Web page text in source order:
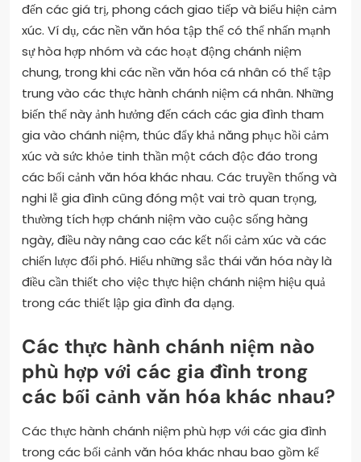
đến các giá trị, phong cách giao tiếp và biểu hiện cảm
xúc. Ví dụ, các nền văn hóa tập thể có thể nhấn mạnh
sự hòa hợp nhóm và các hoạt động chánh niệm
chung, trong khi các nền văn hóa cá nhân có thể tập
trung vào các thực hành chánh niệm cá nhân. Những
biến thể này ảnh hưởng đến cách các gia đình tham
gia vào chánh niệm, thúc đẩy khả năng phục hồi cảm
xúc và sức khỏe tinh thần một cách độc đáo trong
các bối cảnh văn hóa khác nhau. Các truyền thống và
nghi lễ gia đình cũng đóng một vai trò quan trọng,
thường tích hợp chánh niệm vào cuộc sống hàng
ngày, điều này nâng cao các kết nối cảm xúc và các
chiến lược đối phó. Hiểu những sắc thái văn hóa này là
điều cần thiết cho việc thực hiện chánh niệm hiệu quả
trong các thiết lập gia đình đa dạng.
Các thực hành chánh niệm nào
phù hợp với các gia đình trong
các bối cảnh văn hóa khác nhau?
Các thực hành chánh niệm phù hợp với các gia đình
trong các bối cảnh văn hóa khác nhau bao gồm kể